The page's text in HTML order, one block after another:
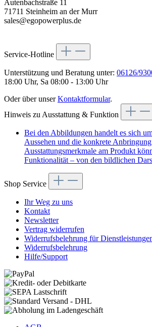
Autenbachstraße 11
71711 Steinheim an der Murr
sales@egopowerplus.de
Service-Hotline
Unterstützung und Beratung unter: 06126/
18:00 Uhr, Sa 08:00 - 13:00 Uhr
Oder über unserKontaktformular.
Hinweis zu Ausstattung & Funktion
Bei den Abbildungen handelt es sich
Aussehen und die konkrete
Ausstattungsmerkmale am Produkt
Funktionalität – von den bildlichen
Shop Service
Ihr Weg zu uns
Kontakt
Newsletter
Vertrag widerrufen
Widerrufsbelehrung für
Widerrufsbelehrung
Hilfe/Support